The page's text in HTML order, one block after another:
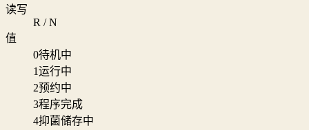
读写
R / N
值
0待机中
1运行中
2预约中
3程序完成
4抑菌储存中